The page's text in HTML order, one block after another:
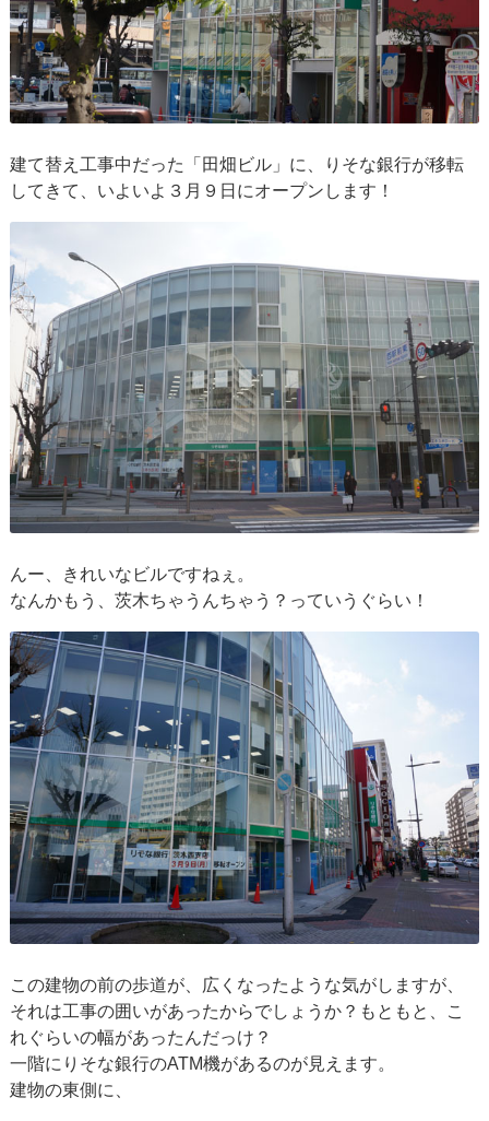
建て替え工事中だった「田畑ビル」に、りそな銀行が移転
してきて、いよいよ３月９日にオープンします！
んー、きれいなビルですねぇ。
なんかもう、茨木ちゃうんちゃう？っていうぐらい！
この建物の前の歩道が、広くなったような気がしますが、
それは工事の囲いがあったからでしょうか？もともと、こ
れぐらいの幅があったんだっけ？
一階にりそな銀行のATM機があるのが見えます。
建物の東側に、